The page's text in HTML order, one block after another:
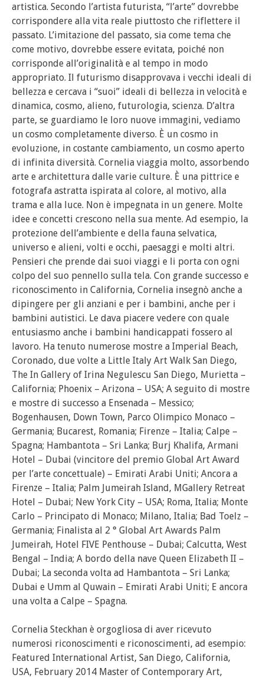
artistica. Secondo l’artista futurista, “l’arte” dovrebbe
corrispondere alla vita reale piuttosto che riflettere il
passato. L’imitazione del passato, sia come tema che
come motivo, dovrebbe essere evitata, poiché non
corrisponde all’originalità e al tempo in modo
appropriato. Il futurismo disapprovava i vecchi ideali di
bellezza e cercava i “suoi” ideali di bellezza in velocità e
dinamica, cosmo, alieno, futurologia, scienza. D’altra
parte, se guardiamo le loro nuove immagini, vediamo
un cosmo completamente diverso. È un cosmo in
evoluzione, in costante cambiamento, un cosmo aperto
di infinita diversità. Cornelia viaggia molto, assorbendo
arte e architettura dalle varie culture. È una pittrice e
fotografa astratta ispirata al colore, al motivo, alla
trama e alla luce. Non è impegnata in un genere. Molte
idee e concetti crescono nella sua mente. Ad esempio, la
protezione dell’ambiente e della fauna selvatica,
universo e alieni, volti e occhi, paesaggi e molti altri.
Pensieri che prende dai suoi viaggi e li porta con ogni
colpo del suo pennello sulla tela. Con grande successo e
riconoscimento in California, Cornelia insegnò anche a
dipingere per gli anziani e per i bambini, anche per i
bambini autistici. Le dava piacere vedere con quale
entusiasmo anche i bambini handicappati fossero al
lavoro. Ha tenuto numerose mostre a Imperial Beach,
Coronado, due volte a Little Italy Art Walk San Diego,
The In Gallery of Irina Negulescu San Diego, Murietta –
California; Phoenix – Arizona – USA; A seguito di mostre
e mostre di successo a Ensenada – Messico;
Bogenhausen, Down Town, Parco Olimpico Monaco –
Germania; Bucarest, Romania; Firenze – Italia; Calpe –
Spagna; Hambantota – Sri Lanka; Burj Khalifa, Armani
Hotel – Dubai (vincitore del premio Global Art Award
per l’arte concettuale) – Emirati Arabi Uniti; Ancora a
Firenze – Italia; Palm Jumeirah Island, MGallery Retreat
Hotel – Dubai; New York City – USA; Roma, Italia; Monte
Carlo – Principato di Monaco; Milano, Italia; Bad Toelz –
Germania; Finalista al 2 ° Global Art Awards Palm
Jumeirah, Hotel FIVE Penthouse – Dubai; Calcutta, West
Bengal – India; A bordo della nave Queen Elizabeth II –
Dubai; La seconda volta ad Hambantota – Sri Lanka;
Dubai e Umm al Quwain – Emirati Arabi Uniti; E ancora
una volta a Calpe – Spagna.
Cornelia Steckhan è orgogliosa di aver ricevuto
numerosi riconoscimenti e riconoscimenti, ad esempio:
Featured International Artist, San Diego, California,
USA, February 2014 Master of Contemporary Art,